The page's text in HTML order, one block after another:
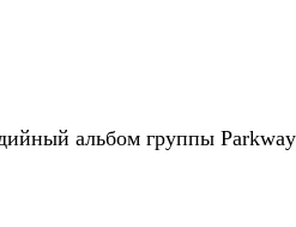
альбом группы Parkway